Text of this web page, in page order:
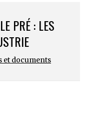
PRÉ : LES
et documents